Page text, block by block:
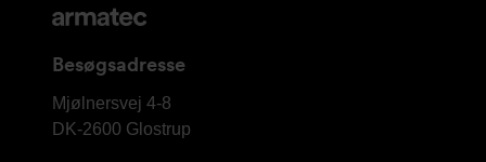
og
Besøgsadresse
Armatec
A/S
Mjølnersvej 4-8
DK-2600 Glostrup